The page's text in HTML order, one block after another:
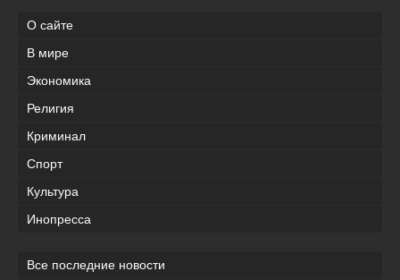
О сайте
В мире
Экономика
Религия
Криминал
Спорт
Культура
Инопресса
Все последние новости